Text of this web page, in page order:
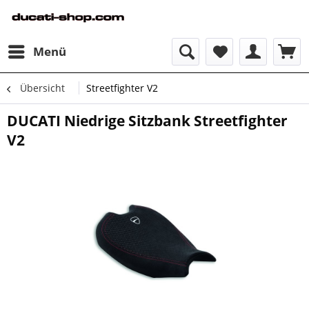
Menü
Übersicht Streetfighter V2
DUCATI Niedrige Sitzbank Streetfighter
V2